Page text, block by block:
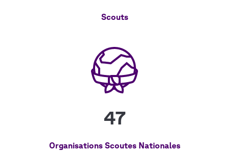
Scouts
47
Organisations Scoutes Nationales